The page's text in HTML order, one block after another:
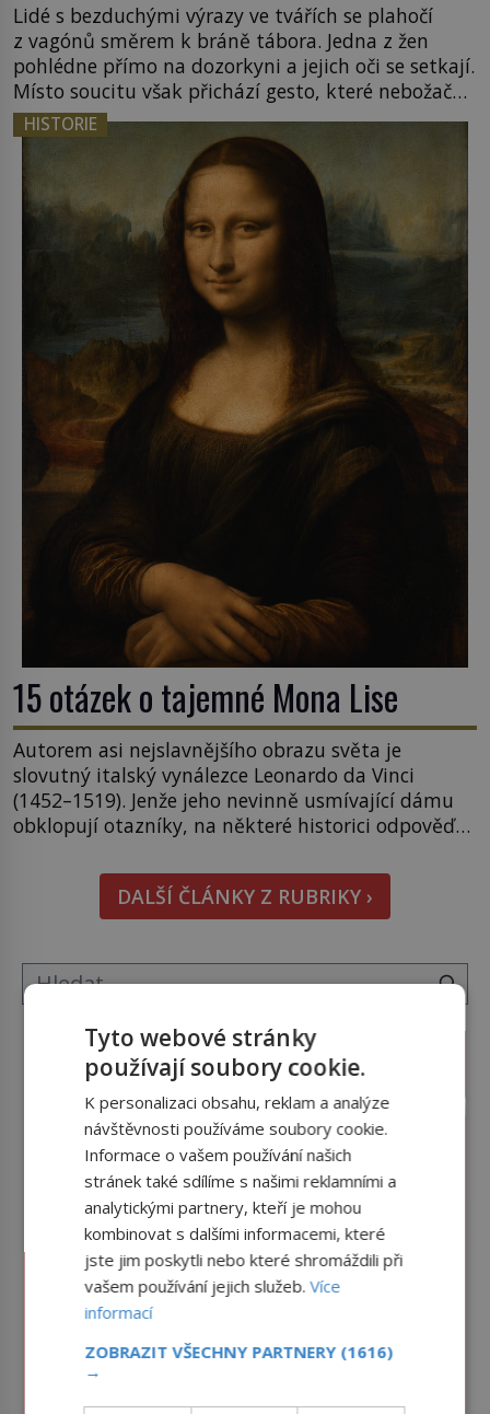
Lidé s bezduchými výrazy ve tvářích se plahočí
z vagónů směrem k bráně tábora. Jedna z žen
pohlédne přímo na dozorkyni a jejich oči se setkají.
Místo soucitu však přichází gesto, které nebožačku
posílá rovnou do plynové komory. Jména jako
Rudolf Höss (1901–1947), Josef Mengele (1911–
1979) či Heinrich Himmler (1900–1945) zná každý,
o koho se historie jen otřela. Jenže […]
HISTORIE
15 otázek o tajemné Mona Lise
Autorem asi nejslavnějšího obrazu světa je
slovutný italský vynálezce Leonardo da Vinci
(1452–1519). Jenže jeho nevinně usmívající dámu
obklopují otazníky, na některé historici odpověď
pověsil Napoleon? Samotný císař Napoleon
Bonaparte (1769–1821) má pro malbu slabost, a
tak si ji ještě jako první konzul přemístí do své
DALŠÍ ČLÁNKY Z RUBRIKY ›
Tyto webové stránky
používají soubory cookie.
K personalizaci obsahu, reklam a analýze
návštěvnosti používáme soubory cookie.
Informace o vašem používání našich
stránek také sdílíme s našimi reklamními a
analytickými partnery, kteří je mohou
kombinovat s dalšími informacemi, které
jste jim poskytli nebo které shromáždili při
vašem používání jejich služeb.Více
informací
ZOBRAZIT VŠECHNY PARTNERY (1616)
→